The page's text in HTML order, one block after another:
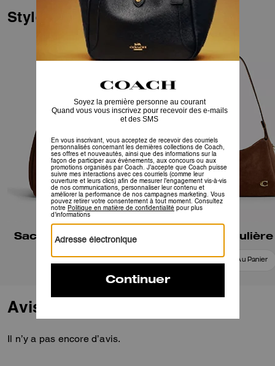
Styles similaires
Sac porté épaule Lana Sac à
Ajouter Au Panier
Avis
Il n’y a pas encore d’avis.